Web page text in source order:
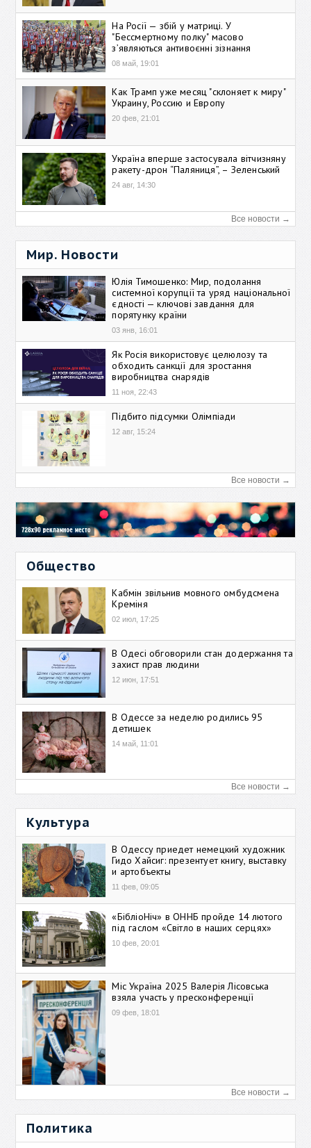
На Росії — збій у матриці. У
"Бессмертному полку" масово
зʼявляються антивоєнні зізнання
08 май, 19:01
Как Трамп уже месяц "склоняет к миру"
Украину, Россию и Европу
20 фев, 21:01
Україна вперше застосувала вітчизняну
ракету-дрон “Паляниця”, – Зеленський
24 авг, 14:30
Все новости →
Мир. Новости
Юлія Тимошенко: Мир, подолання
системної корупції та уряд національної
єдності — ключові завдання для
порятунку країни
03 янв, 16:01
Як Росія використовує целюлозу та
обходить санкції для зростання
виробництва снарядів
11 ноя, 22:43
Підбито підсумки Олімпіади
12 авг, 15:24
Все новости →
Общество
Кабмін звільнив мовного омбудсмена
Креміня
02 июл, 17:25
В Одесі обговорили стан додержання та
захист прав людини
12 июн, 17:51
В Одессе за неделю родились 95
детишек
14 май, 11:01
Все новости →
Культура
В Одессу приедет немецкий художник
Гидо Хайсиг: презентует книгу, выставку
и артобъекты
11 фев, 09:05
«БібліоНіч» в ОННБ пройде 14 лютого
під гаслом «Світло в наших серцях»
10 фев, 20:01
Міс Україна 2025 Валерія Лісовська
взяла участь у пресконференції
09 фев, 18:01
Все новости →
Политика